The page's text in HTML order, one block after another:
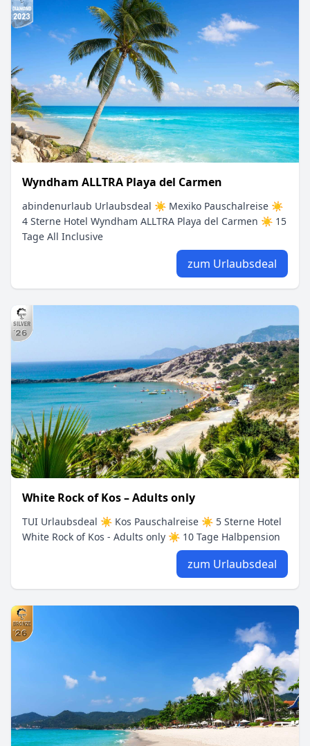
Wyndham ALLTRA Playa del Carmen
abindenurlaub Urlaubsdeal ☀ Mexiko Pauschalreise ☀
4 Sterne Hotel Wyndham ALLTRA Playa del Carmen ☀ 15
Tage All Inclusive
zum Urlaubsdeal
White Rock of Kos – Adults only
TUI Urlaubsdeal ☀ Kos Pauschalreise ☀ 5 Sterne Hotel
White Rock of Kos - Adults only ☀ 10 Tage Halbpension
zum Urlaubsdeal